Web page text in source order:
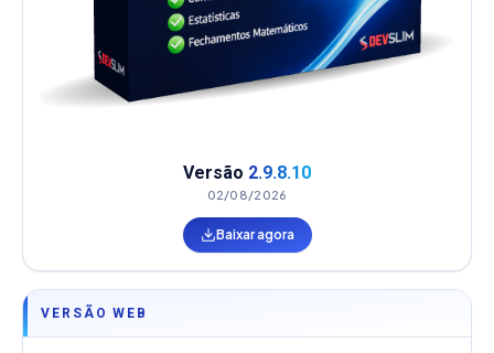
Versão 2.9.8.10
02/08/2026
Baixar agora
VERSÃO WEB